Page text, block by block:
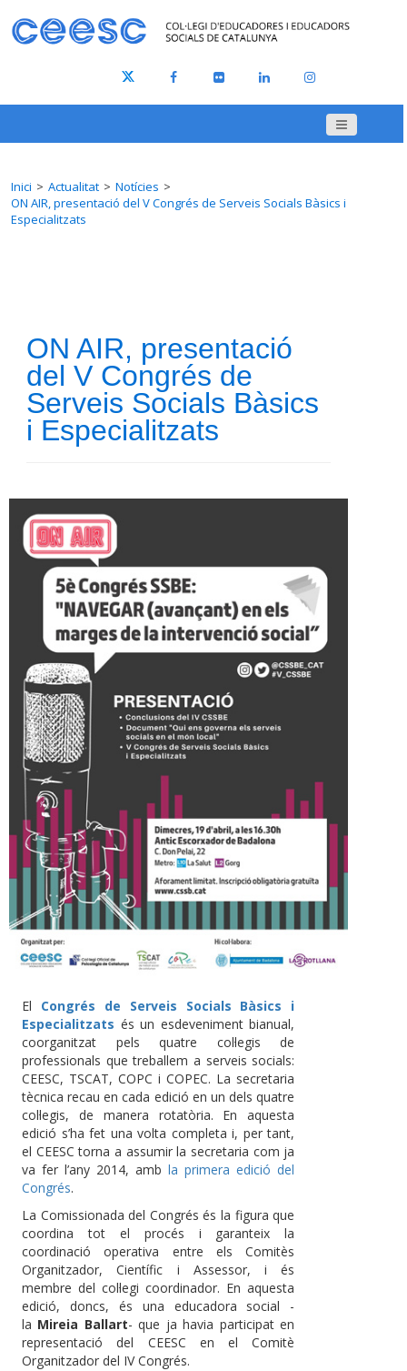
Inici Actualitat
Notícies
ON AIR, presentació del V Congrés de Serveis Socials Bàsics i
Especialitzats
ON AIR, presentació
del V Congrés de
Serveis Socials Bàsics
i Especialitzats
El Congrés de Serveis Socials Bàsics i
Especialitzats és un esdeveniment bianual,
coorganitzat pels quatre col·legis de
professionals que treballem a serveis socials:
CEESC, TSCAT, COPC i COPEC. La secretaria
tècnica recau en cada edició en un dels quatre
col·legis, de manera rotatòria. En aquesta
edició s’ha fet una volta completa i, per tant,
el CEESC torna a assumir la secretaria com ja
va fer l’any 2014, ambla primera edició del
Congrés.
La Comissionada del Congrés és la figura que
coordina tot el procés i garanteix la
coordinació operativa entre els Comitès
Organitzador, Científic i Assessor, i és
membre del col·legi coordinador. En aquesta
edició, doncs, és una educadora social -
la Mireia Ballart- que ja havia participat en
representació del CEESC en el Comitè
Organitzador del IV Congrés.